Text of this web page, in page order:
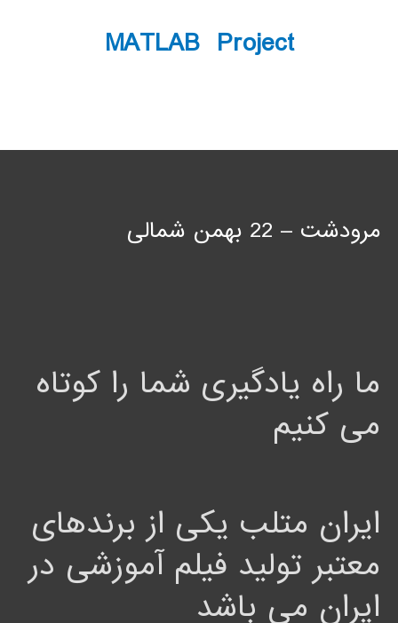
MATLAB Project
مرودشت – 22 بهمن شمالی
ما راه یادگیری شما را کوتاه
می کنیم
ایران متلب یکی از برندهای
معتبر تولید فیلم آموزشی در
ایران می باشد